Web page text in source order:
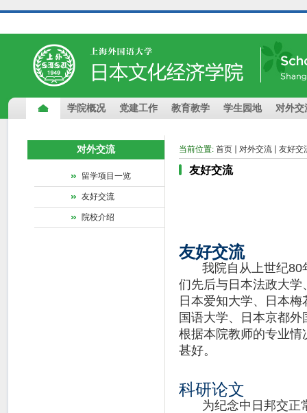
学院概况 党建工作 教育教学 学生园地 对外交
对外交流
留学项目一览
友好交流
院校介绍
当前位置: 首页 对外交流 友好交
友好交流
友好交流
我院自从上世纪80
们先后与日本法政大
日本爱知大学、日本
国语大学、日本京都
根据本院教师的专业
甚好。
科研论文
为纪念中日邦交正